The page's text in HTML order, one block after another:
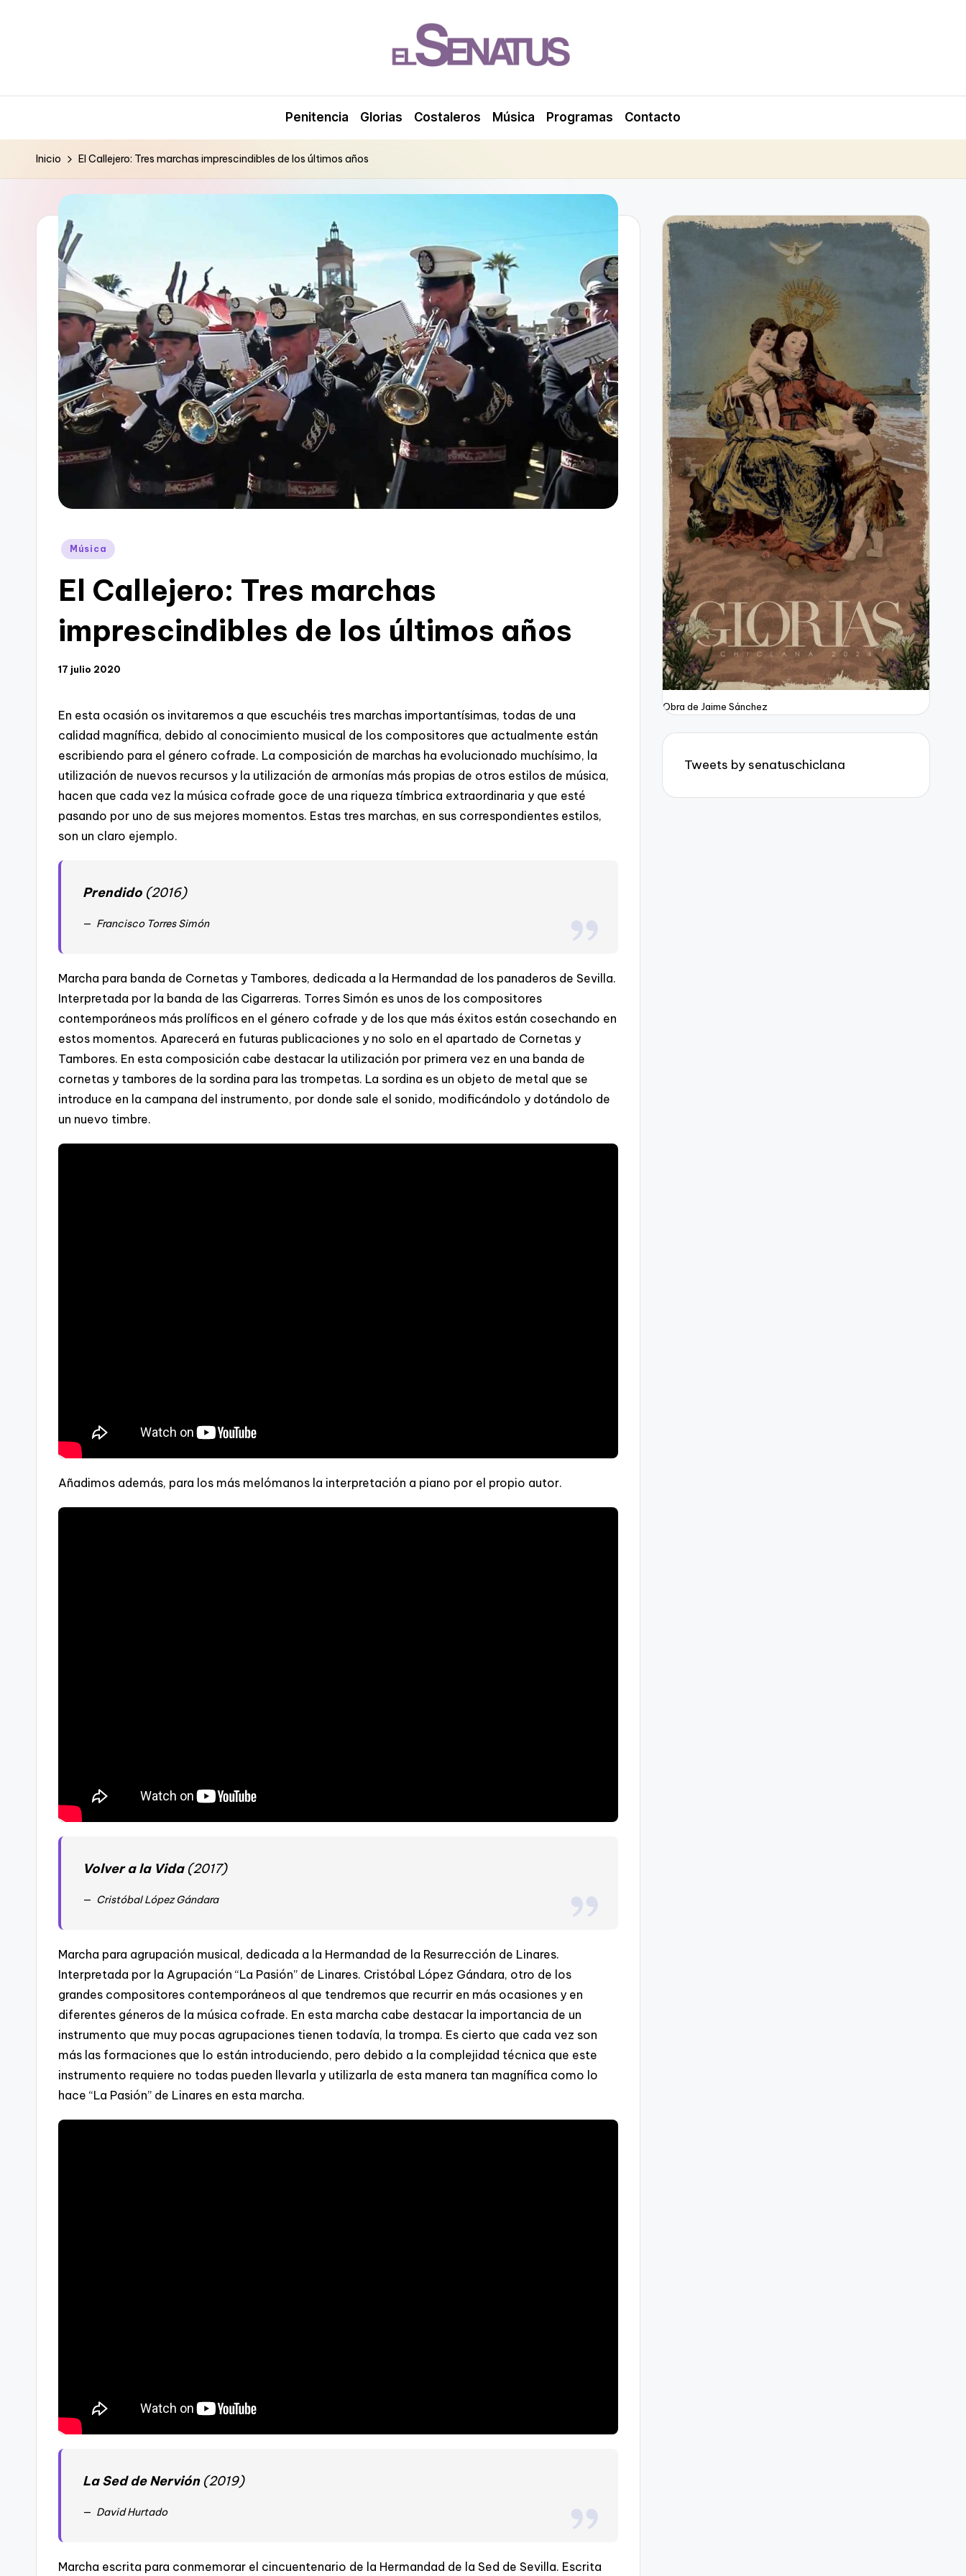
Penitencia Glorias Costaleros Música Programas Contacto
Inicio El Callejero: Tres marchas imprescindibles de los últimos años
Publicado
Música
El Callejero: Tres marchas
imprescindibles de los últimos años
17 julio 2020
En esta ocasión os invitaremos a que escuchéis tres marchas importantísimas, todas de una
calidad magnífica, debido al conocimiento musical de los compositores que actualmente están
escribiendo para el género cofrade. La composición de marchas ha evolucionado muchísimo, la
utilización de nuevos recursos y la utilización de armonías más propias de otros estilos de música,
hacen que cada vez la música cofrade goce de una riqueza tímbrica extraordinaria y que esté
pasando por uno de sus mejores momentos. Estas tres marchas, en sus correspondientes estilos,
son un claro ejemplo.
Prendido (2016)
Francisco Torres Simón
Marcha para banda de Cornetas y Tambores, dedicada a la Hermandad de los panaderos de Sevilla.
Interpretada por la banda de las Cigarreras. Torres Simón es unos de los compositores
contemporáneos más prolíficos en el género cofrade y de los que más éxitos están cosechando en
estos momentos. Aparecerá en futuras publicaciones y no solo en el apartado de Cornetas y
Tambores. En esta composición cabe destacar la utilización por primera vez en una banda de
cornetas y tambores de la sordina para las trompetas. La sordina es un objeto de metal que se
introduce en la campana del instrumento, por donde sale el sonido, modificándolo y dotándolo de
un nuevo timbre.
Añadimos además, para los más melómanos la interpretación a piano por el propio autor.
Volver a la Vida(2017)
Cristóbal López Gándara
Marcha para agrupación musical, dedicada a la Hermandad de la Resurrección de Linares.
Interpretada por la Agrupación “La Pasión” de Linares. Cristóbal López Gándara, otro de los
grandes compositores contemporáneos al que tendremos que recurrir en más ocasiones y en
diferentes géneros de la música cofrade. En esta marcha cabe destacar la importancia de un
instrumento que muy pocas agrupaciones tienen todavía, la trompa. Es cierto que cada vez son
más las formaciones que lo están introduciendo, pero debido a la complejidad técnica que este
instrumento requiere no todas pueden llevarla y utilizarla de esta manera tan magnífica como lo
hace “La Pasión” de Linares en esta marcha.
La Sed de Nervión(2019)
David Hurtado
Marcha escrita para conmemorar el cincuentenario de la Hermandad de la Sed de Sevilla. Escrita
Obra de Jaime Sánchez
Tweets by senatuschiclana